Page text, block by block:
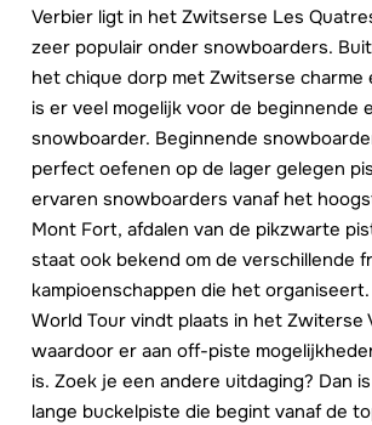
Verbier ligt in het Zwitserse Les
zeer populair onder snowboarders.
het chique dorp met Zwitserse charme
is er veel mogelijk voor de beginnende
snowboarder. Beginnende
perfect oefenen op de lager gelegen
ervaren snowboarders vanaf het
Mont Fort, afdalen van de pikzwarte
staat ook bekend om de verschillende
kampioenschappen die het
World Tour vindt plaats in het Zwiterse
waardoor er aan off-piste
is. Zoek je een andere uitdaging? Dan
lange buckelpiste die begint vanaf de